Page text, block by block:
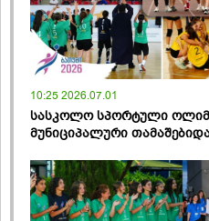
10:25 2026.07.01
სასკოლო სპორტული
მუნიციპალური